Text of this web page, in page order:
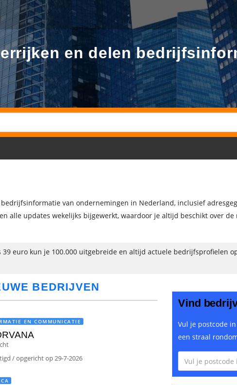
en delen
van ondernemingen in Nederland, inclusief
alle updates wekelijks bijgewerkt, waardoor je altijd beschikt over de
euro kun je 100.000 uitgebreide en altijd actuele bedrijfsprofielen
BEDRIJVEN
EN COMMUNICATIE
/ opgericht op 29-7-2026
Vind
Vul je postcode
een straal